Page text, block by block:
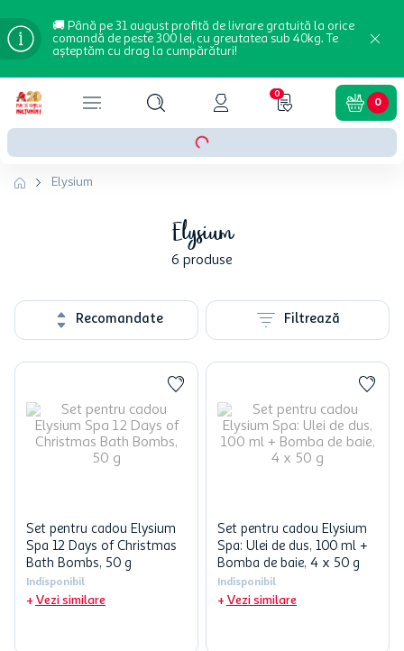
🚚 Până pe 31 august profită de livrare gratuită la orice
comandă de peste 300 lei, cu greutatea sub 40kg. Te
așteptăm cu drag la cumpărături!
0
0
Elysium
Elysium
6 produse
Recomandate Filtrează
Set pentru cadou Elysium
Spa 12 Days of Christmas
Bath Bombs, 50 g
Indisponibil
Vezi similare
Set pentru cadou Elysium
Spa: Ulei de dus, 100 ml +
Bomba de baie, 4 x 50 g
Indisponibil
Vezi similare